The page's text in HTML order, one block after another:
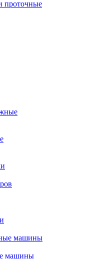
проточные
машины
машины